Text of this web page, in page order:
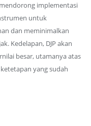
mendorong implementasi
untuk
dan meminimalkan
Kedelapan, DJP akan
besar, utamanya atas
yang sudah